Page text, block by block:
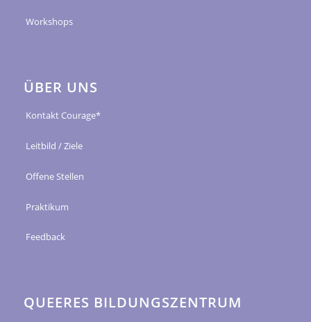
Workshops
ÜBER UNS
Kontakt Courage*
Leitbild / Ziele
Offene Stellen
Praktikum
Feedback
QUEERES BILDUNGSZENTRUM